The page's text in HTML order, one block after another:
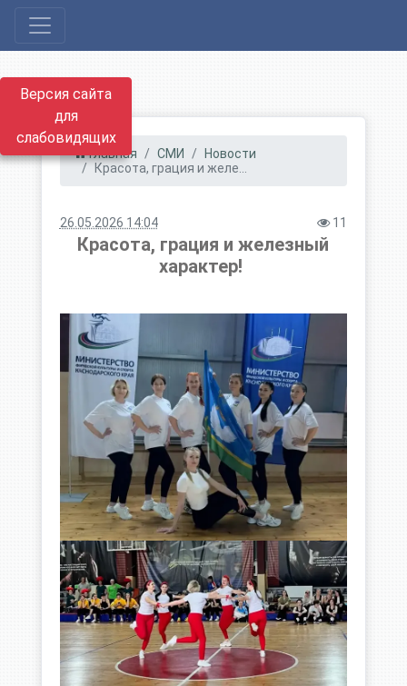
Версия сайта
для
слабовидящих
Главная СМИ
Новости
Красота, грация и желе...
26.05.2026 14:04 11
Красота, грация и железный
характер! ​